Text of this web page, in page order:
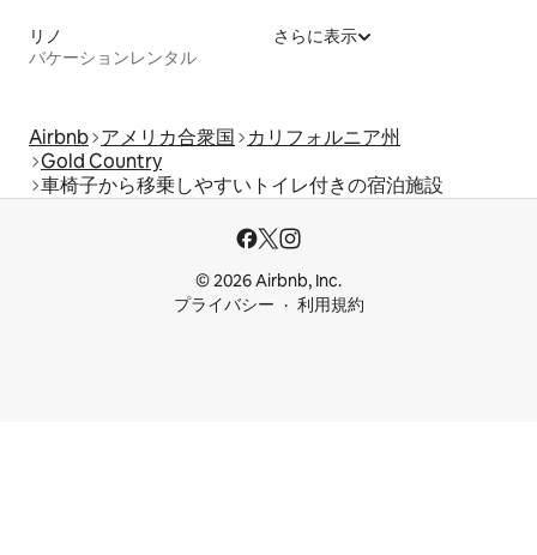
リノ
バケーションレンタル
さらに表示
Airbnb アメリカ合衆国 カリフォルニア州
Gold Country
車椅子から移乗しやすいトイレ付きの宿泊施設
© 2026 Airbnb, Inc.
プライバシー
利用規約